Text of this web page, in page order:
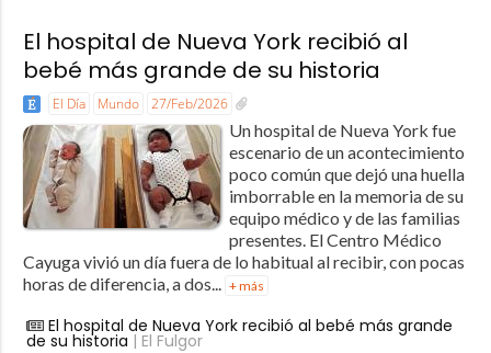
El hospital de Nueva York recibió al
bebé más grande de su historia
El Día Mundo 27/Feb/2026
Un hospital de Nueva York fue
escenario de un acontecimiento
poco común que dejó una huella
imborrable en la memoria de su
equipo médico y de las familias
presentes. El Centro Médico
Cayuga vivió un día fuera de lo habitual al recibir, con pocas
horas de diferencia, a dos...
+ más
El hospital de Nueva York recibió al bebé más grande
de su historia | El Fulgor